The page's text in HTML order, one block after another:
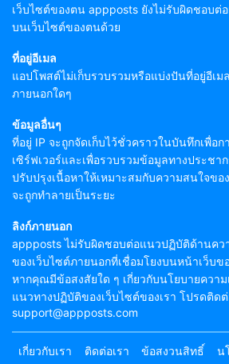
เว็บไซต์ของตน appposts ยังไม่รับผิดชอบต่
บนเว็บไซต์ของตนด้วย
ที่อยู่อีเมล
แอปโพสต์ไม่เก็บรวบรวมหรือแบ่งปันที่อยู่อีเ
ภายนอกใดๆ
ข้อมูลอื่นๆ
ที่อยู่ IP จะถูกจัดเก็บไว้ชั่วคราวในบันทึกเพื่อก
เซิร์ฟเวอร์และเพื่อรวบรวมข้อมูลทางประชา
ปรับปรุงเนื้อหาให้เหมาะสมกับความสนใจข
จะถูกทำลายเป็นระยะ
ลิงก์ภายนอก
appposts ไม่รับผิดชอบต่อแนวปฏิบัติด้านคว
ของเว็บไซต์ภายนอกที่เชื่อมโยงบนหน้าเว็บข
หากคุณมีข้อสงสัยใด ๆ เกี่ยวกับนโยบายควา
แนวทางปฏิบัติของเว็บไซต์ของเรา โปรดติดต่
support@appposts.com
เกี่ยวกับเรา ติดต่อเรา ข้อสงวนสิทธิ์ น